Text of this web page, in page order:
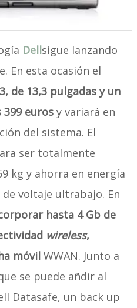
Dellsigue lanzando
En esta ocasión el
de 13,3 pulgadas y un
eurosy variará en
del sistema. El
ser totalmente
kg y ahorra en energía
voltaje ultrabajo. En
hasta 4 Gb de
wireless,
móvilWWAN. Junto a
se puede añdir al
Datasafe, un back up